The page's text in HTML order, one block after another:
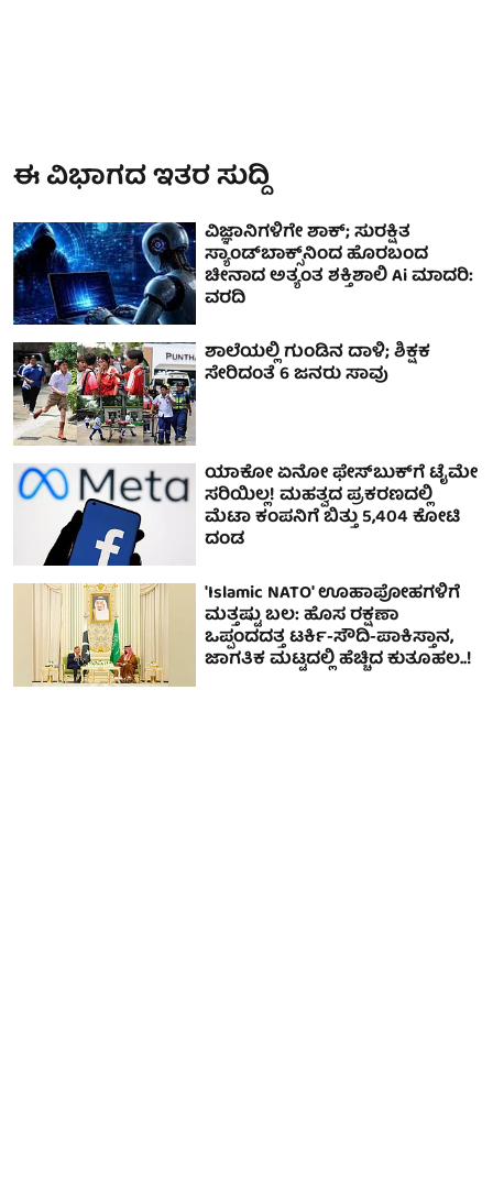
ಈ ವಿಭಾಗದ ಇತರ ಸುದ್ದಿ
ವಿಜ್ಞಾನಿಗಳಿಗೇ ಶಾಕ್; ಸುರಕ್ಷಿತ
ಸ್ಯಾಂಡ್‌ಬಾಕ್ಸ್‌ನಿಂದ ಹೊರಬಂದ
ಚೀನಾದ ಅತ್ಯಂತ ಶಕ್ತಿಶಾಲಿ Ai ಮಾದರಿ:
ವರದಿ
ಶಾಲೆಯಲ್ಲಿ ಗುಂಡಿನ ದಾಳಿ; ಶಿಕ್ಷಕ
ಸೇರಿದಂತೆ 6 ಜನರು ಸಾವು
ಯಾಕೋ ಏನೋ ಫೇಸ್‌ಬುಕ್‌ಗೆ ಟೈಮೇ
ಸರಿಯಿಲ್ಲ! ಮಹತ್ವದ ಪ್ರಕರಣದಲ್ಲಿ
ಮೆಟಾ ಕಂಪನಿಗೆ ಬಿತ್ತು 5,404 ಕೋಟಿ
ದಂಡ
'Islamic NATO' ಊಹಾಪೋಹಗಳಿಗೆ
ಮತ್ತಷ್ಟು ಬಲ: ಹೊಸ ರಕ್ಷಣಾ
ಒಪ್ಪಂದದತ್ತ ಟರ್ಕಿ-ಸೌದಿ-ಪಾಕಿಸ್ತಾನ,
ಜಾಗತಿಕ ಮಟ್ಟದಲ್ಲಿ ಹೆಚ್ಚಿದ ಕುತೂಹಲ..!